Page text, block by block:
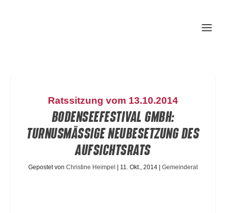
Ratssitzung vom 13.10.2014
BODENSEEFESTIVAL GMBH:
TURNUSMÄSSIGE NEUBESETZUNG DES A
UFSICHTSRATS
Gepostet von Christine Heimpel 11. Okt., 2014 Gemeinderat